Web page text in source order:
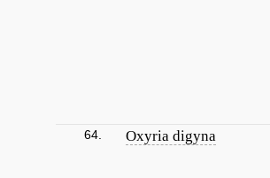
64. Oxyria digyna